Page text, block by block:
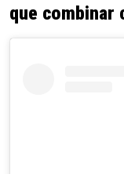
que combinar